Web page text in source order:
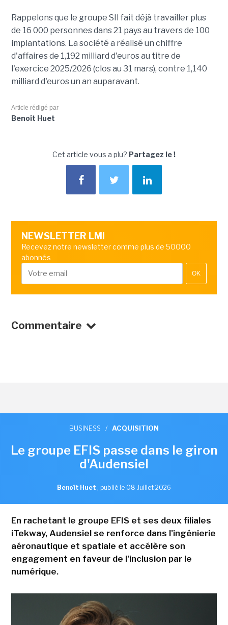
Rappelons que le groupe SII fait déjà travailler plus
de 16 000 personnes dans 21 pays au travers de 100
implantations. La société a réalisé un chiffre
d'affaires de 1,192 milliard d'euros au titre de
l'exercice 2025/2026 (clos au 31 mars), contre 1,140
milliard d'euros un an auparavant.
Article rédigé par
Benoît Huet
Cet article vous a plu? Partagez le !
NEWSLETTER LMI
Recevez notre newsletter comme plus de 50000
abonnés
OK
Commentaire
BUSINESS / ACQUISITION
Le groupe EFIS passe dans le giron
d'Audensiel
Benoît Huet , publié le 08 Juillet 2026
En rachetant le groupe EFIS et ses deux filiales
iTekway, Audensiel se renforce dans l'ingénierie
aéronautique et spatiale et accélère son
engagement en faveur de l'inclusion par le
numérique.